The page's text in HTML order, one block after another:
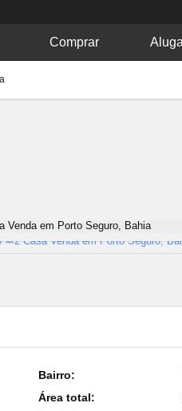
Comprar
Bairro:
Área total: